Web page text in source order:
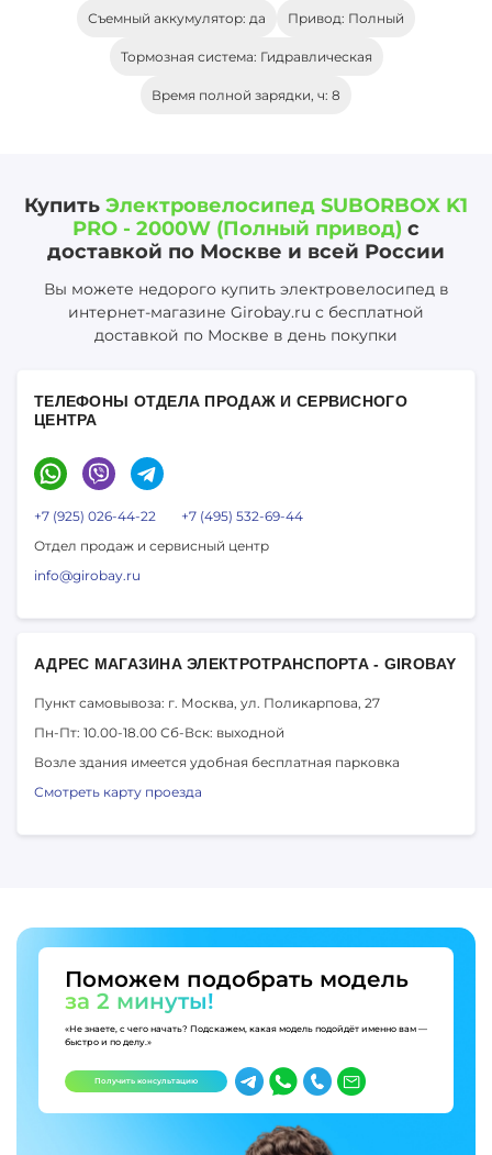
Съемный аккумулятор: да Привод: Полный
Тормозная система: Гидравлическая
Время полной зарядки, ч: 8
Купить Электровелосипед SUBORBOX K1
PRO - 2000W (Полный привод) с
доставкой по Москве и всей России
Вы можете недорого купить электровелосипед в
интернет-магазине Girobay.ru с бесплатной
доставкой по Москве в день покупки
ТЕЛЕФОНЫ ОТДЕЛА ПРОДАЖ И СЕРВИСНОГО
ЦЕНТРА
+7 (925) 026-44-22
+7 (495) 532-69-44
Отдел продаж и сервисный центр
info@girobay.ru
АДРЕС МАГАЗИНА ЭЛЕКТРОТРАНСПОРТА - GIROBAY
Пункт самовывоза: г. Москва, ул. Поликарпова, 27
Пн-Пт: 10.00-18.00 Сб-Вск: выходной
Возле здания имеется удобная бесплатная парковка
Смотреть карту проезда
Поможем подобрать модель
за 2 минуты!
«Не знаете, с чего начать? Подскажем, какая модель подойдёт именно вам —
быстро и по делу.»
Получить консультацию